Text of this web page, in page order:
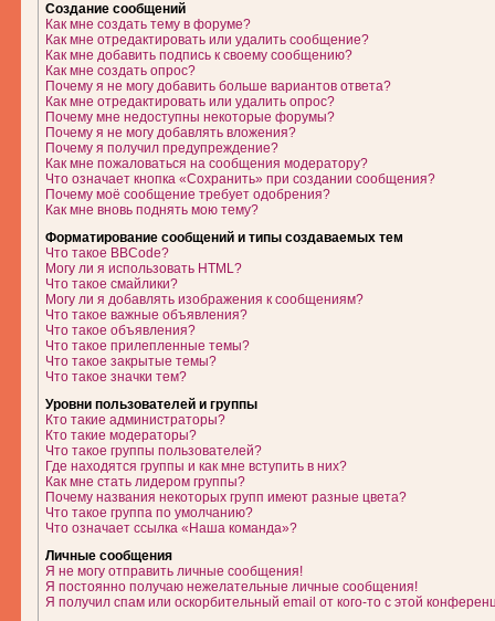
Создание сообщений
Как мне создать тему в форуме?
Как мне отредактировать или удалить сообщение?
Как мне добавить подпись к своему сообщению?
Как мне создать опрос?
Почему я не могу добавить больше вариантов ответа?
Как мне отредактировать или удалить опрос?
Почему мне недоступны некоторые форумы?
Почему я не могу добавлять вложения?
Почему я получил предупреждение?
Как мне пожаловаться на сообщения модератору?
Что означает кнопка «Сохранить» при создании сообщения?
Почему моё сообщение требует одобрения?
Как мне вновь поднять мою тему?
Форматирование сообщений и типы создаваемых тем
Что такое BBCode?
Могу ли я использовать HTML?
Что такое смайлики?
Могу ли я добавлять изображения к сообщениям?
Что такое важные объявления?
Что такое объявления?
Что такое прилепленные темы?
Что такое закрытые темы?
Что такое значки тем?
Уровни пользователей и группы
Кто такие администраторы?
Кто такие модераторы?
Что такое группы пользователей?
Где находятся группы и как мне вступить в них?
Как мне стать лидером группы?
Почему названия некоторых групп имеют разные цвета?
Что такое группа по умолчанию?
Что означает ссылка «Наша команда»?
Личные сообщения
Я не могу отправить личные сообщения!
Я постоянно получаю нежелательные личные сообщения!
Я получил спам или оскорбительный email от кого-то с этой